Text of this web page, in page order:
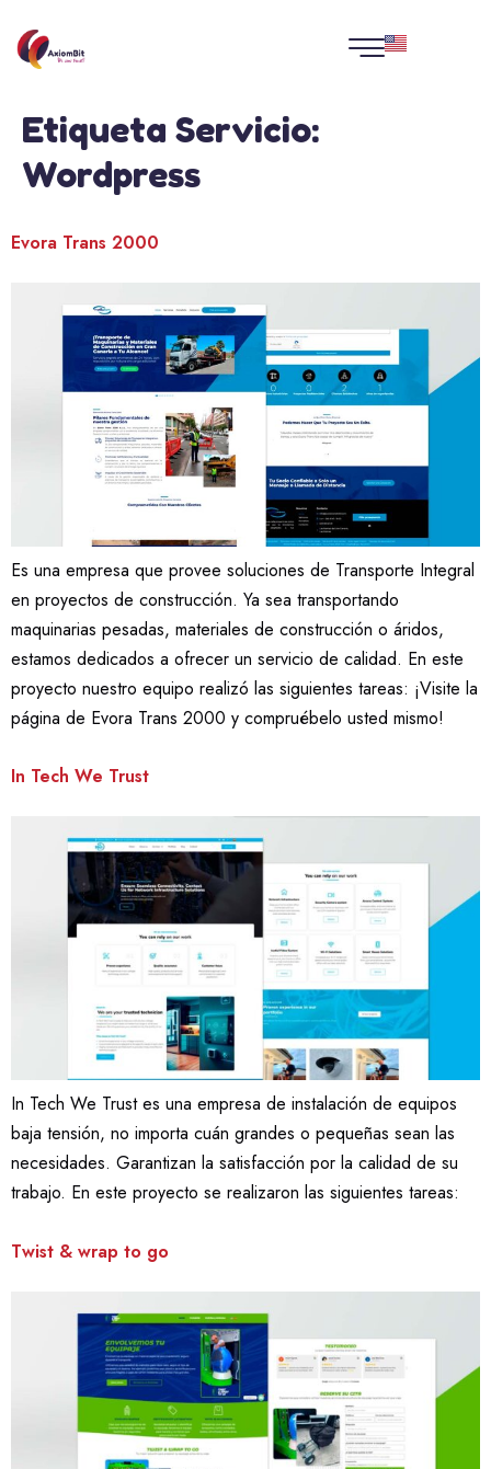
Etiqueta Servicio:
Wordpress
Evora Trans 2000
Es una empresa que provee soluciones de Transporte Integral
en proyectos de construcción. Ya sea transportando
maquinarias pesadas, materiales de construcción o áridos,
estamos dedicados a ofrecer un servicio de calidad. En este
proyecto nuestro equipo realizó las siguientes tareas: ¡Visite la
página de Evora Trans 2000 y compruébelo usted mismo!
In Tech We Trust
In Tech We Trust es una empresa de instalación de equipos
baja tensión, no importa cuán grandes o pequeñas sean las
necesidades. Garantizan la satisfacción por la calidad de su
trabajo. En este proyecto se realizaron las siguientes tareas:
Twist & wrap to go